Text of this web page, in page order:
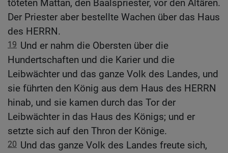
töteten Mattan, den Baalspriester, vor den Altären.
Der Priester aber bestellte Wachen über das Haus
des HERRN.
19 Und er nahm die Obersten über die
Hundertschaften und die Karier und die
Leibwächter und das ganze Volk des Landes, und
sie führten den König aus dem Haus des HERRN
hinab, und sie kamen durch das Tor der
Leibwächter in das Haus des Königs; und er
setzte sich auf den Thron der Könige.
20 Und das ganze Volk des Landes freute sich,